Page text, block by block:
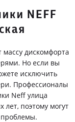
NEFF
массу дискомфорта
Но если вы
исключить
Профессионалы
Neff улица
лет, поэтому могут